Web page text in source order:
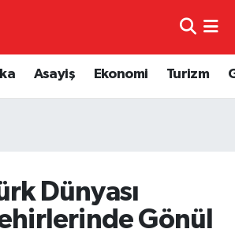
Asayiş Ekonomi Turizm
Dünyası
Gönül